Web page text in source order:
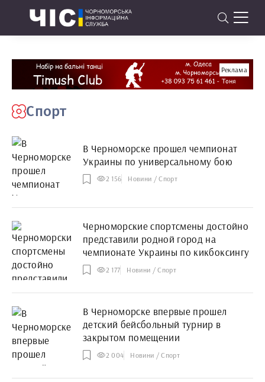
Реклама
Спорт
В Черноморске прошел чемпионат
Украины по универсальному бою
2 156 Новини / Спорт
Черноморские спортсмены достойно
представили родной город на
чемпионате Украины по кикбоксингу
2 177 Новини / Спорт
В Черноморске впервые прошел
детский бейсбольный турнир в
закрытом помещении
2 004 Новини / Спорт